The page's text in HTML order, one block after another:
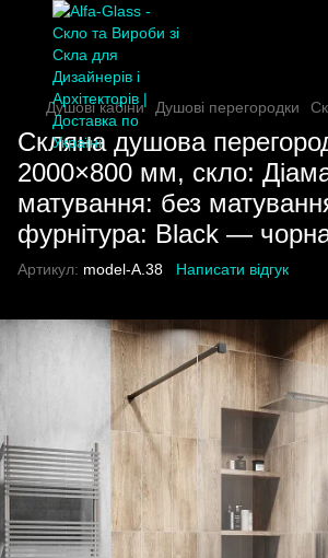
Душові кабіни Душові перегородки
Скляна душова
2000×800 мм, скло:
матування: без
фурнітура: Black —
Артикул: model-A.38 Написати відгук